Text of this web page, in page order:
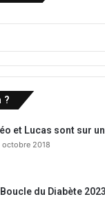
?
et Lucas sont sur
octobre 2018
Boucle du Diabète